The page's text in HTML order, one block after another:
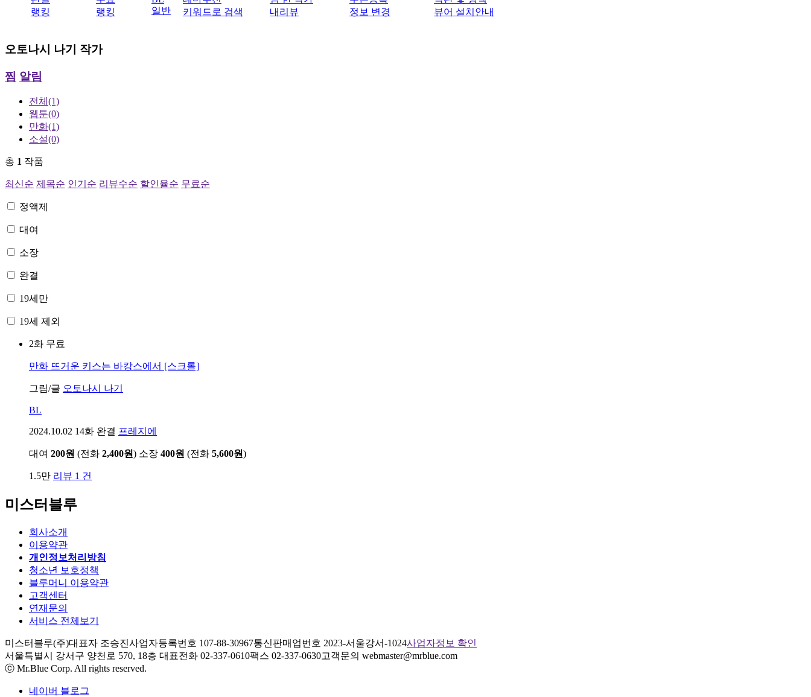
랭킹
랭킹
일반
키워드로 검색
내리뷰
정보 변경
뷰어 설치안내
오토나시 나기 작가
찜 알림
전체 (1)
웹툰(0)
만화(1)
소설(0)
총 1 작품
최신순 제목순 인기순 리뷰수순 할인율순 무료순
정액제
대여
소장
완결
19세만
19세 제외
2화 무료
만화 뜨거운 키스는 바캉스에서 [스크롤]
그림/글 오토나시 나기
BL
2024.10.02 14화 완결 프레지에
대여 200원 (전화 2,400원) 소장 400원 (전화 5,600원)
1.5만 리뷰 1 건
미스터블루
회사소개
이용약관
개인정보처리방침
청소년 보호정책
블루머니 이용약관
고객센터
연재문의
서비스 전체보기
미스터블루(주)대표자 조승진사업자등록번호 107-88-30967통신판매업번호 2023-서울강서-1024사업자정보 확인
서울특별시 강서구 양천로 570, 18층 대표전화 02-337-0610팩스 02-337-0630고객문의 webmaster@mrblue.com
ⓒ Mr.Blue Corp. All rights reserved.
네이버 블로그